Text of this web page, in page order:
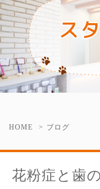
HOME ブログ
花粉症と歯